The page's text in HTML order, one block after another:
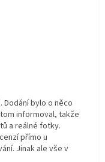
bylo o něco
informoval, takže
a reálné fotky.
přímo u
Jinak ale vše v